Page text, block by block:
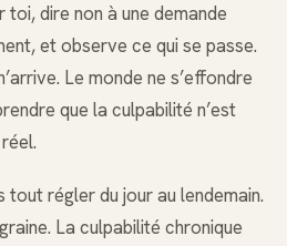
dire non à une demande
et observe ce qui se passe.
Le monde ne s’effondre
que la culpabilité n’est
régler du jour au lendemain.
La culpabilité chronique